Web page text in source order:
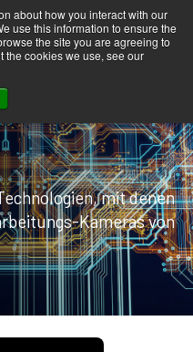
about how you interact with our
use this information to ensure the
the site you are agreeing to
the cookies we use, see our
mit denen
Kameras von